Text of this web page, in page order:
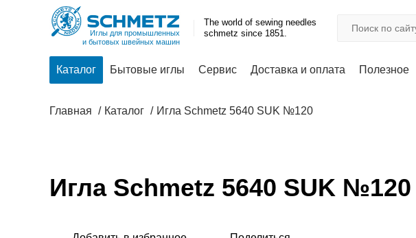
Иглы для промышленных
и бытовых швейных машин
The world of sewing needles
schmetz since 1851.
Каталог Бытовые иглы Сервис Доставка и оплата Полезное
Главная Каталог Игла Schmetz 5640 SUK №120
Игла Schmetz 5640 SUK №120